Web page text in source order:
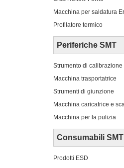
Macchina per saldatura
Profilatore termico
Periferiche SMT
Strumento di
Macchina trasportatrice
Strumenti di giunzione
Macchina caricatrice e
Macchina per la pulizia
Consumabili SMT
Prodotti ESD